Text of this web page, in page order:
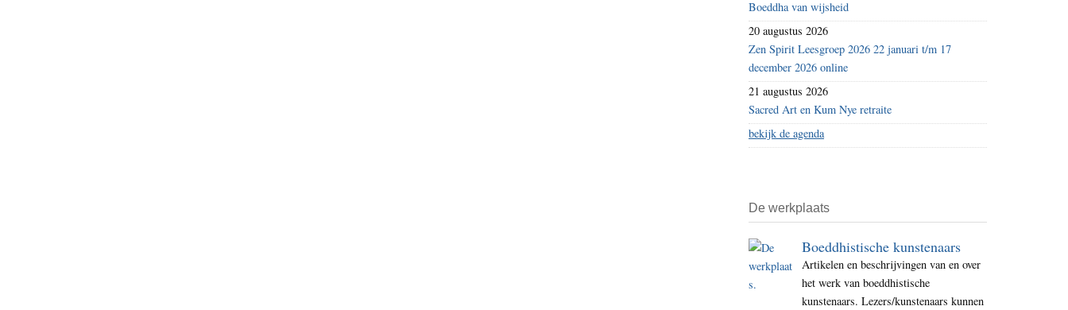
Boeddha van wijsheid
20 augustus 2026
Zen Spirit Leesgroep 2026 22 januari t/m 17
december 2026 online
21 augustus 2026
Sacred Art en Kum Nye retraite
bekijk de agenda
De werkplaats
Boeddhistische kunstenaars
Artikelen en beschrijvingen van en over
het werk van boeddhistische
kunstenaars. Lezers/kunstenaars kunnen